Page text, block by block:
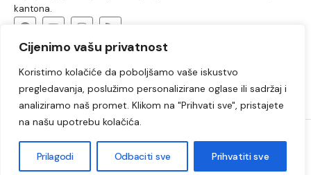
Cijenimo vašu privatnost
Koristimo kolačiće da poboljšamo vaše iskustvo
pregledavanja, poslužimo personalizirane oglase ili sadržaj i
analiziramo naš promet. Klikom na "Prihvati sve", pristajete
na našu upotrebu kolačića.
Prilagodi Odbaciti sve Prihvatiti sve
kantona.
Lukavac Društvo Crna hronika
Sport
Kultura
Kolumne Slobodno vrijeme